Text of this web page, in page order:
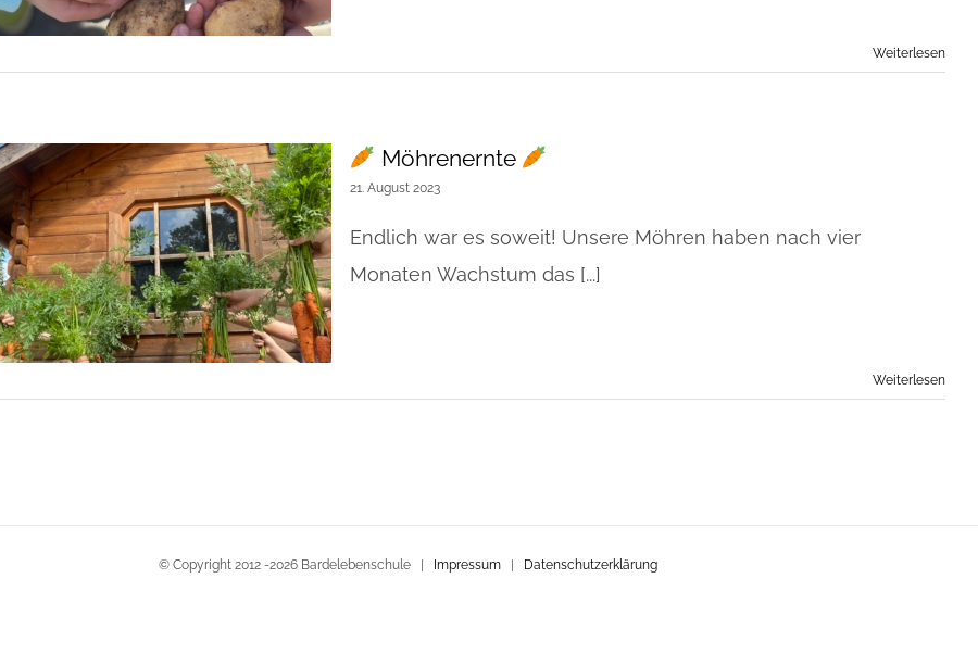
Weiterlesen
Möhrenernte
21. August 2023
Endlich war es soweit! Unsere Möhren haben nach vier
Monaten Wachstum das [...]
Weiterlesen
© Copyright 2012 -2026 Bardelebenschule | Impressum| Datenschutzerklärung